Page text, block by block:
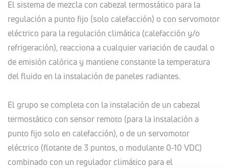
El sistema de mezcla con cabezal termostático para la
regulación a punto fijo (solo calefacción) o con servomotor
eléctrico para la regulación climática (calefacción y/o
refrigeración), reacciona a cualquier variación de caudal o
de emisión calórica y mantiene constante la temperatura
del fluido en la instalación de paneles radiantes.
El grupo se completa con la instalación de un cabezal
termostático con sensor remoto (para la instalación a
punto fijo solo en calefacción), o de un servomotor
eléctrico (flotante de 3 puntos, o modulante 0-10 VDC)
combinado con un regulador climático para el